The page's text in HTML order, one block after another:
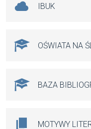
IBUK
OŚWIATA NA
BAZA
MOTYWY